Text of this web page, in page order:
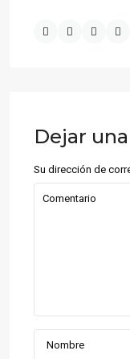
Dejar
Su dirección de